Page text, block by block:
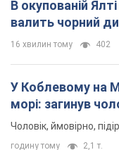
годину тому 2,1 т.